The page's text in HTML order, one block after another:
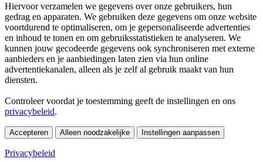
Hiervoor verzamelen we gegevens over onze gebruikers, hun
gedrag en apparaten. We gebruiken deze gegevens om onze website
voortdurend te optimaliseren, om je gepersonaliseerde advertenties
en inhoud te tonen en om gebruiksstatistieken te analyseren. We
kunnen jouw gecodeerde gegevens ook synchroniseren met externe
aanbieders en je aanbiedingen laten zien via hun online
advertentiekanalen, alleen als je zelf al gebruik maakt van hun
diensten.
Controleer voordat je toestemming geeft de instellingen en ons
privacybeleid.
Accepteren Alleen noodzakelijke Instellingen aanpassen
Privacybeleid